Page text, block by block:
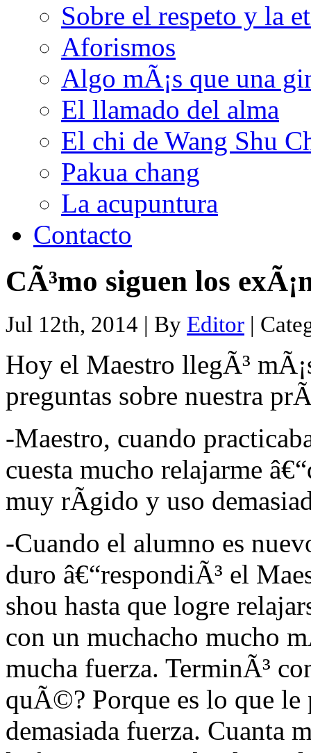
Sobre el respeto y la
Aforismos
Algo mÃ¡s que una
El llamado del alma
El chi de Wang Shu
Pakua chang
La acupuntura
Contacto
CÃ³mo siguen los
Jul 12th, 2014 | By Editor |
Hoy el Maestro llegÃ³
preguntas sobre nuestra
-Maestro, cuando
cuesta mucho relajarme
muy rÃ­gido y uso
-Cuando el alumno es
duro â€“respondiÃ³ el
shou hasta que logre
con un muchacho mucho
mucha fuerza. TerminÃ³
quÃ©? Porque es lo que le
demasiada fuerza. Cuanta